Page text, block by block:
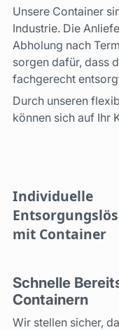
Unsere Container
Industrie. Die
Abholung nach
sorgen dafür, dass
fachgerecht
Durch unseren
können sich auf Ihr
Individuelle
mit Container
Schnelle
Containern
Wir stellen sicher,